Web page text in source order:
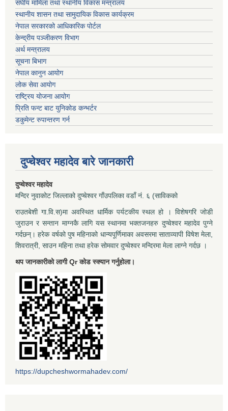
संघीय मामिला तथा स्थानीय विकास मन्त्रालय
स्थानीय शासन तथा सामुदायिक विकास कार्यक्रम
नेपाल सरकारको आधिकारिक पोर्टल
केन्द्रीय पञ्जीकरण विभाग
अर्थ मन्त्रालय
सूचना बिभाग
नेपाल कानुन आयोग
लोक सेवा आयोग
राष्ट्रिय योजना आयोग
प्रिति फन्ट बाट युनिकोड कन्भर्टर
डकुमेन्ट रुपान्तरण गर्न
दुप्चेश्वर महादेव बारे जानकारी
दुप्चेश्वर महादेव
मन्दिर नुवाकोट जिल्लाको दुप्चेश्वर गाँउपलिका वडाँ नं. ६ (साविकको
राउतबेशी गा.वि.स)मा अवस्थित धार्मिक पर्यटकीय स्थल हो । विशेषगरि जोडी
जुराउन र सन्तान माग्नकै लागि यस स्थानमा भक्तजनहरु दुप्चेश्वर महादेव पुग्ने
गर्दछन्। हरेक वर्षको पुष महिनाको धान्यपूर्णिमाका अवसरमा साताव्यापी विषेश मेला,
शिवरात्री, साउन महिना तथा हरेक सोमवार दुप्चेश्वर मन्दिरमा मेला लाग्ने गर्दछ ।
थप जानकारीको लागी Qr कोड स्क्यान गर्नुहोला।
https://dupcheshwormahadev.com/